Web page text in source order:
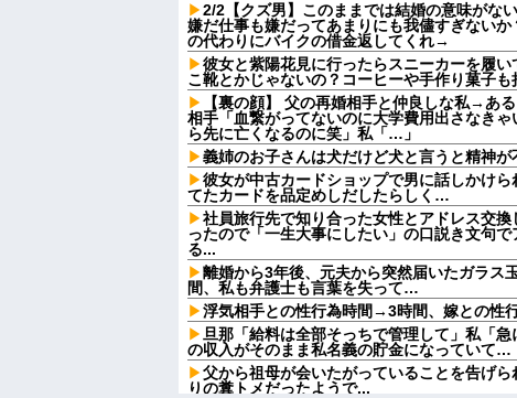
2/2【クズ男】このままでは結婚の意味がな
嫌だ仕事も嫌だってあまりにも我儘すぎない
の代わりにバイクの借金返してくれ→
彼女と紫陽花見に行ったらスニーカーを履
こ靴とかじゃないの？コーヒーや手作り菓子
【裏の顔】 父の再婚相手と仲良しな私→あ
相手「血繋がってないのに大学費用出さなき
ら先に亡くなるのに笑」私「…」
義姉のお子さんは犬だけど犬と言うと精神が
彼女が中古カードショップで男に話しかけ
てたカードを品定めしだしたらしく…
社員旅行先で知り合った女性とアドレス交
ったので「一生大事にしたい」の口説き文句
る...
離婚から3年後、元夫から突然届いたガラス
間、私も弁護士も言葉を失って…
浮気相手との性行為時間→3時間、嫁との
旦那「給料は全部そっちで管理して」私「
の収入がそのまま私名義の貯金になっていて…
父から祖母が会いたがっていることを告げ
りの糞トメだったようで...